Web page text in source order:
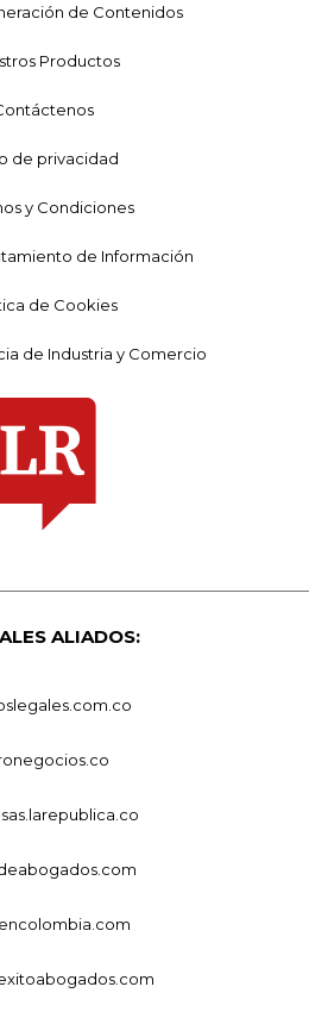
de Contenidos
Productos
de privacidad
y Condiciones
de Información
de Cookies
de Industria y Comercio
ALIADOS: